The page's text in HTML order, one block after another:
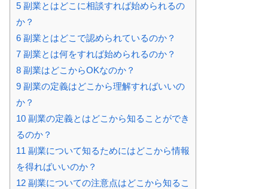
5 副業とはどこに相談すれば始められるの
か？
6 副業とはどこで認められているのか？
7 副業とは何をすれば始められるのか？
8 副業はどこからOKなのか？
9 副業の定義はどこから理解すればいいの
か？
10 副業の定義とはどこから知ることができ
るのか？
11 副業について知るためにはどこから情報
を得ればいいのか？
12 副業についての注意点はどこから知るこ